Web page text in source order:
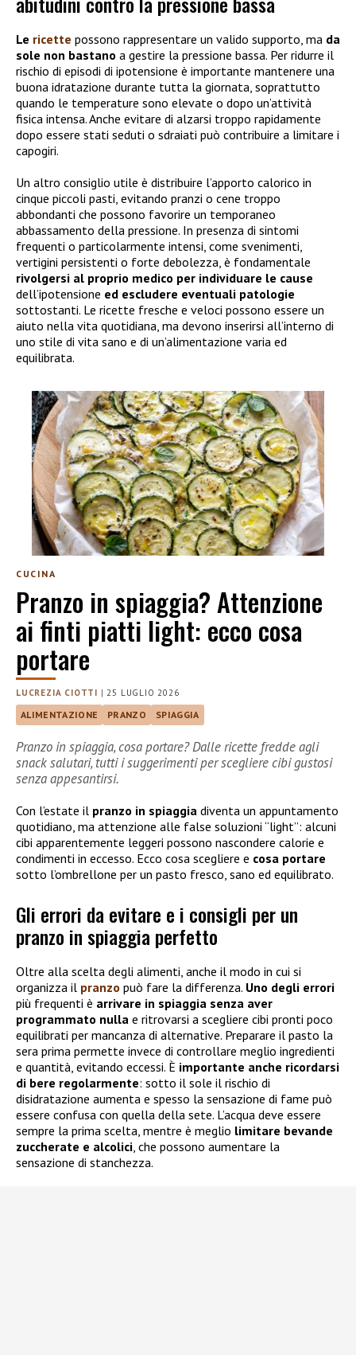
Le ricette possono rappresentare un valido supporto, ma da
sole non bastano a gestire la pressione bassa. Per ridurre il
rischio di episodi di ipotensione è importante mantenere una
buona idratazione durante tutta la giornata, soprattutto
quando le temperature sono elevate o dopo un’attività
fisica intensa. Anche evitare di alzarsi troppo rapidamente
dopo essere stati seduti o sdraiati può contribuire a limitare i
capogiri.
Un altro consiglio utile è distribuire l’apporto calorico in
cinque piccoli pasti, evitando pranzi o cene troppo
abbondanti che possono favorire un temporaneo
abbassamento della pressione. In presenza di sintomi
frequenti o particolarmente intensi, come svenimenti,
vertigini persistenti o forte debolezza, è fondamentale
rivolgersi al proprio medico per individuare le cause
dell’ipotensione ed escludere eventuali patologie
sottostanti. Le ricette fresche e veloci possono essere un
aiuto nella vita quotidiana, ma devono inserirsi all’interno di
uno stile di vita sano e di un’alimentazione varia ed
equilibrata.
CUCINA
Pranzo in spiaggia? Attenzione
ai finti piatti light: ecco cosa
portare
LUCREZIA CIOTTI |25 LUGLIO 2026
ALIMENTAZIONE PRANZO SPIAGGIA
Pranzo in spiaggia, cosa portare? Dalle ricette fredde agli
snack salutari, tutti i suggerimenti per scegliere cibi gustosi
senza appesantirsi.
Con l’estate il pranzo in spiaggia diventa un appuntamento
quotidiano, ma attenzione alle false soluzioni “light”: alcuni
cibi apparentemente leggeri possono nascondere calorie e
condimenti in eccesso. Ecco cosa scegliere e cosa portare
sotto l’ombrellone per un pasto fresco, sano ed equilibrato.
Gli errori da evitare e i consigli per un
pranzo in spiaggia perfetto
Oltre alla scelta degli alimenti, anche il modo in cui si
organizza il pranzo può fare la differenza. Uno degli errori
più frequenti è arrivare in spiaggia senza aver
programmato nulla e ritrovarsi a scegliere cibi pronti poco
equilibrati per mancanza di alternative. Preparare il pasto la
sera prima permette invece di controllare meglio ingredienti
e quantità, evitando eccessi. È importante anche ricordarsi
di bere regolarmente: sotto il sole il rischio di
disidratazione aumenta e spesso la sensazione di fame può
essere confusa con quella della sete. L’acqua deve essere
sempre la prima scelta, mentre è meglio limitare bevande
zuccherate e alcolici, che possono aumentare la
sensazione di stanchezza.